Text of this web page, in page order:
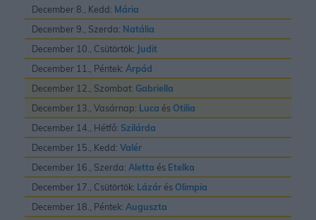
December 8., Kedd: Mária
December 9., Szerda: Natália
December 10., Csütörtök: Judit
December 11., Péntek: Árpád
December 12., Szombat: Gabriella
December 13., Vasárnap: Luca és Otilia
December 14., Hétfő: Szilárda
December 15., Kedd: Valér
December 16., Szerda: Aletta és Etelka
December 17., Csütörtök: Lázár és Olimpia
December 18., Péntek: Auguszta